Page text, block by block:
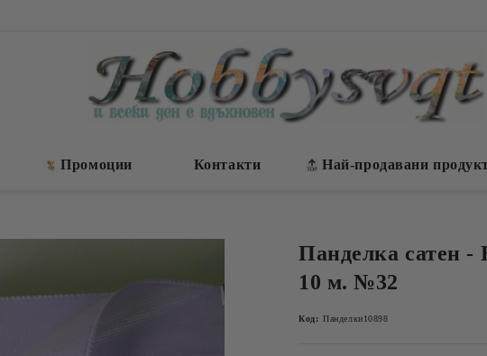
Промоции Контакти Най-продавани
Панделка сатен -
10 м. №32
Код: Панделки10898